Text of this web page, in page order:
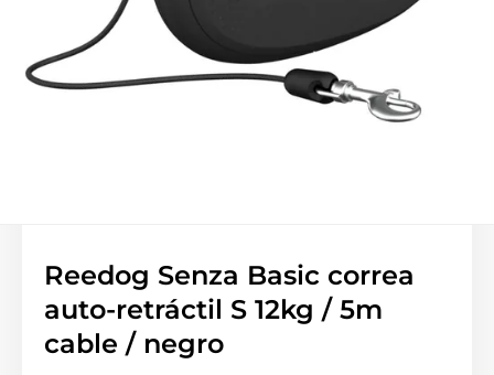
Reedog Senza Basic correa
auto-retráctil S 12kg / 5m
cable / negro